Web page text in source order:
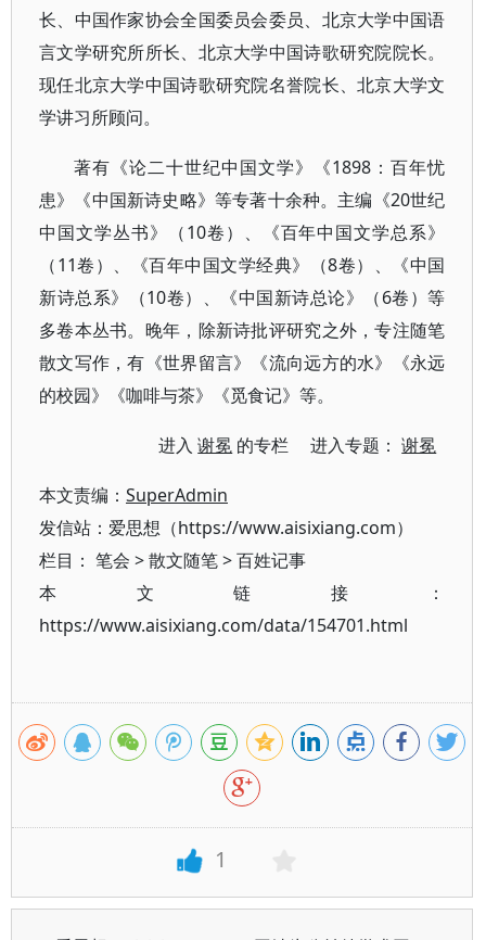
长、中国作家协会全国委员会委员、北京大学中国语
言文学研究所所长、北京大学中国诗歌研究院院长。
现任北京大学中国诗歌研究院名誉院长、北京大学文
学讲习所顾问。
著有《论二十世纪中国文学》《1898：百年忧
患》《中国新诗史略》等专著十余种。主编《20世纪
中国文学丛书》（10卷）、《百年中国文学总系》
（11卷）、《百年中国文学经典》（8卷）、《中国
新诗总系》（10卷）、《中国新诗总论》（6卷）等
多卷本丛书。晚年，除新诗批评研究之外，专注随笔
散文写作，有《世界留言》《流向远方的水》《永远
的校园》《咖啡与茶》《觅食记》等。
进入谢冕 的专栏 进入专题：谢冕
本文责编： SuperAdmin
发信站：爱思想（https://www.aisixiang.com）
栏目： 笔会 >散文随笔>百姓记事
本文链接：
https://www.aisixiang.com/data/154701.html
1